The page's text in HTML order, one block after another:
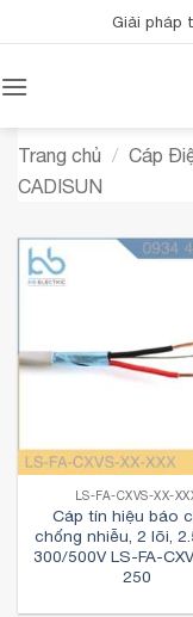
qua
dung
Giải pháp
Trang chủ / Cáp
CADISUN
LS-FA-CXVS-XX-
Cáp tín hiệu báo
chống nhiễu, 2 lõi,
300/500V LS-FA-
250